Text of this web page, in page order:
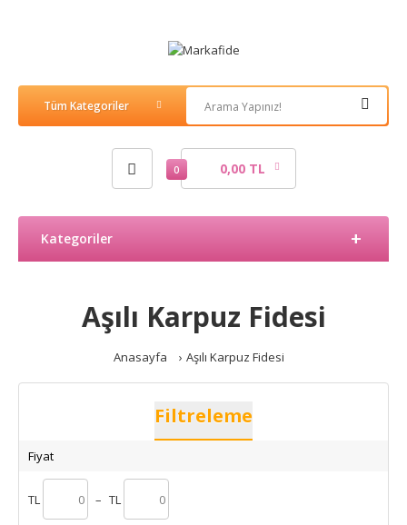
0 0,00 TL
Kategoriler
Aşılı Karpuz Fidesi
Anasayfa Aşılı Karpuz Fidesi
Filtreleme
Fiyat
TL – TL